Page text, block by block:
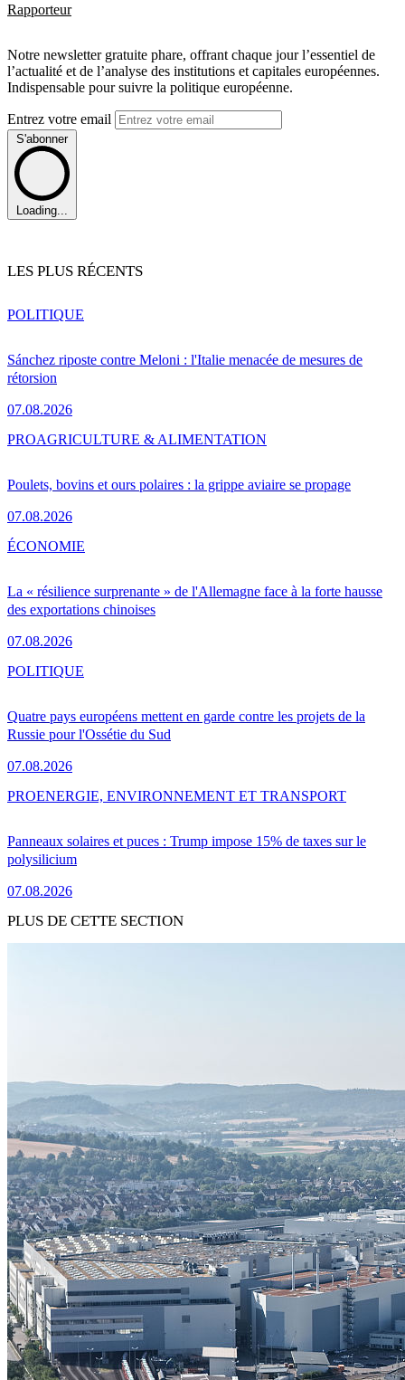
Rapporteur
Notre newsletter gratuite phare, offrant chaque jour l’essentiel de
l’actualité et de l’analyse des institutions et capitales européennes.
Indispensable pour suivre la politique européenne.
Entrez votre email
S'abonner
Loading...
LES PLUS RÉCENTS
Sánchez riposte contre Meloni : l'Italie menacée de mesures de
rétorsion
07.08.2026
POLITIQUE
Poulets, bovins et ours polaires : la grippe aviaire se propage
07.08.2026
PROAGRICULTURE & ALIMENTATION
La « résilience surprenante » de l'Allemagne face à la forte hausse
des exportations chinoises
07.08.2026
ÉCONOMIE
Quatre pays européens mettent en garde contre les projets de la
Russie pour l'Ossétie du Sud
07.08.2026
POLITIQUE
Panneaux solaires et puces : Trump impose 15% de taxes sur le
polysilicium
07.08.2026
PROENERGIE, ENVIRONNEMENT ET TRANSPORT
PLUS DE CETTE SECTION